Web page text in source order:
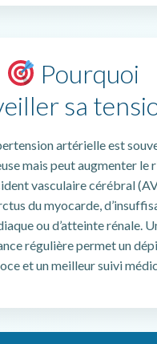
Pourquoi
sa
artérielle est
mais peut augmenter le
vasculaire cérébral
du myocarde,
ou d’atteinte rénale.
régulière permet un
et un meilleur suivi